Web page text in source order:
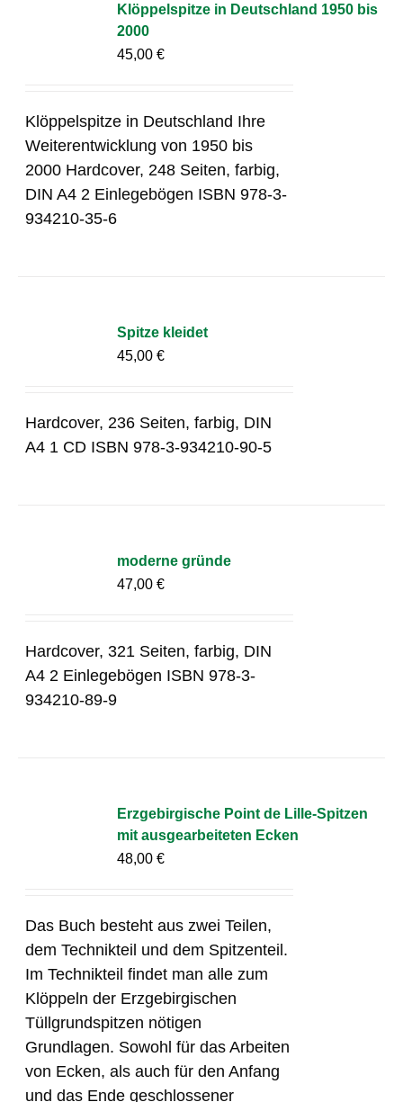
Klöppelspitze in Deutschland 1950 bis
2000
45,00€
Klöppelspitze in Deutschland Ihre
Weiterentwicklung von 1950 bis
2000 Hardcover, 248 Seiten, farbig,
DIN A4 2 Einlegebögen ISBN 978-3-
934210-35-6
Spitze kleidet
45,00€
Hardcover, 236 Seiten, farbig, DIN
A4 1 CD ISBN 978-3-934210-90-5
moderne gründe
47,00€
Hardcover, 321 Seiten, farbig, DIN
A4 2 Einlegebögen ISBN 978-3-
934210-89-9
Erzgebirgische Point de Lille-Spitzen
mit ausgearbeiteten Ecken
48,00€
Das Buch besteht aus zwei Teilen,
dem Technikteil und dem Spitzenteil.
Im Technikteil findet man alle zum
Klöppeln der Erzgebirgischen
Tüllgrundspitzen nötigen
Grundlagen. Sowohl für das Arbeiten
von Ecken, als auch für den Anfang
und das Ende geschlossener